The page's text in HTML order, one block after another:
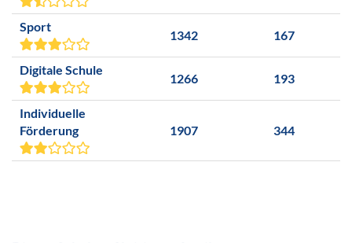
Sport
1342 167
Digitale Schule
1266 193
Individuelle
Förderung
1907 344